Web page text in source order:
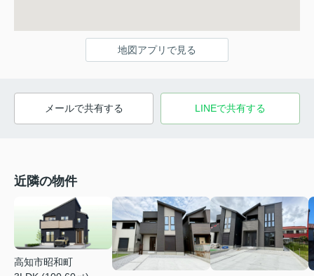
地図アプリで見る
メールで共有する LINEで共有する
近隣の物件
高知市昭和町